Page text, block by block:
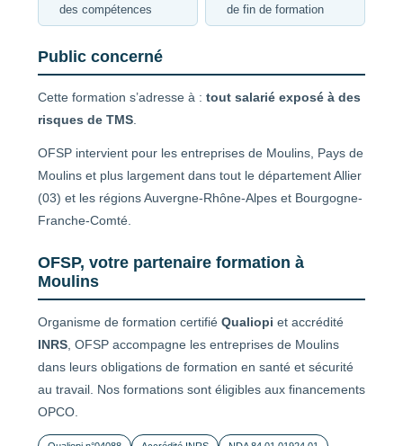
des compétences
de fin de formation
Public concerné
Cette formation s’adresse à : tout salarié exposé à des
risques de TMS
OFSP intervient pour les entreprises de Moulins, Pays de
Moulins et plus largement dans tout le département Allier
(03) et les régions Auvergne-Rhône-Alpes et Bourgogne-
Franche-Comté.
OFSP, votre partenaire formation à
Moulins
Organisme de formation certifié Qualiopi et accrédité
INRS , OFSP accompagne les entreprises de Moulins
dans leurs obligations de formation en santé et sécurité
au travail. Nos formations sont éligibles aux financements
OPCO.